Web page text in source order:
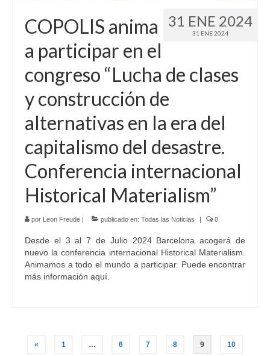
31 ENE 2024
31 ENE 2024
COPOLIS anima
a participar en el
congreso “Lucha de clases
y construcción de
alternativas en la era del
capitalismo del desastre.
Conferencia internacional
Historical Materialism”
por Leon Freude | publicado en: Todas las Noticias | 0
Desde el 3 al 7 de Julio 2024 Barcelona acogerá de
nuevo la conferencia internacional Historical Materialism.
Animamos a todo el mundo a participar. Puede encontrar
más información aquí.
Navegación
« 1 … 6 7 8 9 10